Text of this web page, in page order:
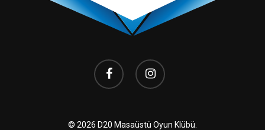
facebook instagram
© 2026 D20 Masaüstü Oyun Klübü.